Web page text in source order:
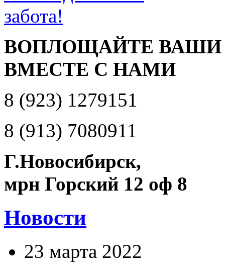
ВОПЛОЩАЙТЕ
ВМЕСТЕ С НАМИ
8 (923) 1279151
8 (913) 7080911
Г.Новосибирск,
мрн Горский 12 оф 8
Новости
23 марта 2022